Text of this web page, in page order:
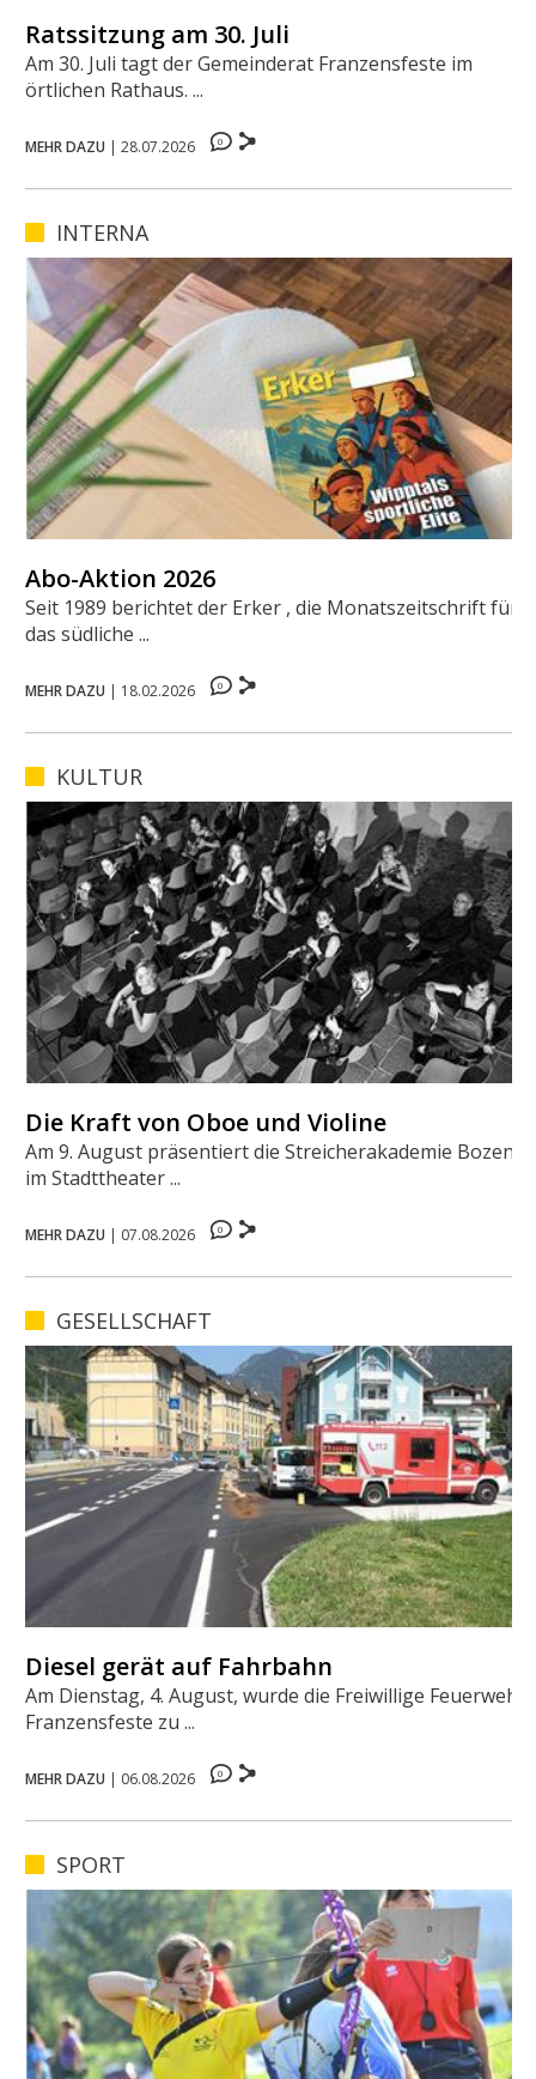
Ratssitzung am 30. Juli
Am 30. Juli tagt der Gemeinderat Franzensfeste im
örtlichen Rathaus. ...
MEHR DAZU | 28.07.2026 0
INTERNA
Abo-Aktion 2026
Seit 1989 berichtet der Erker , die Monatszeitschrift für
das südliche ...
MEHR DAZU | 18.02.2026 0
KULTUR
Die Kraft von Oboe und Violine
Am 9. August präsentiert die Streicherakademie Bozen
im Stadttheater ...
MEHR DAZU | 07.08.2026 0
GESELLSCHAFT
Diesel gerät auf Fahrbahn
Am Dienstag, 4. August, wurde die Freiwillige Feuerwehr
Franzensfeste zu ...
MEHR DAZU | 06.08.2026 0
SPORT